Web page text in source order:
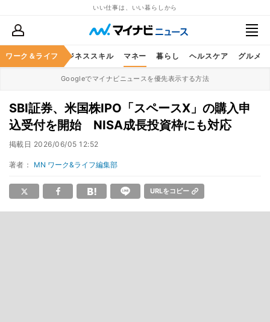
いい仕事は、いい暮らしから
ワーク＆ライフ
キャリア ビジネススキル マネー 暮らし ヘルスケア グルメ
Googleでマイナビニュースを優先表示する方法
SBI証券、米国株IPO「スペースX」の購入申
込受付を開始 NISA成長投資枠にも対応
掲載日 2026/06/05 12:52
著者： MN ワーク&ライフ編集部
URLをコピー